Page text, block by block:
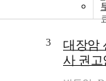
3
대장암
사 권고